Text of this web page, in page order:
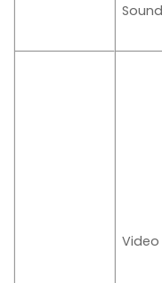
Sound
Video